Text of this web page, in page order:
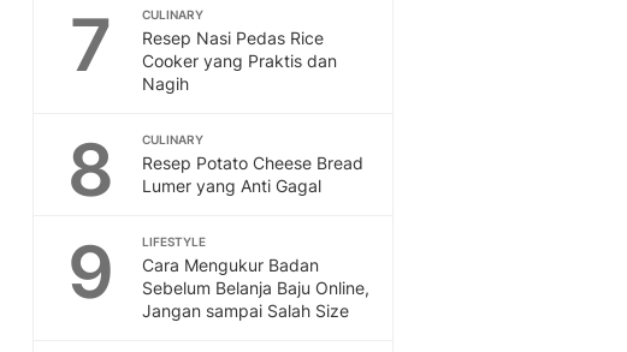
7 CULINARY
Resep Nasi Pedas Rice
Cooker yang Praktis dan
Nagih
8 CULINARY
Resep Potato Cheese Bread
Lumer yang Anti Gagal
9 LIFESTYLE
Cara Mengukur Badan
Sebelum Belanja Baju Online,
Jangan sampai Salah Size